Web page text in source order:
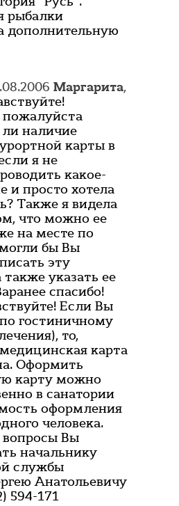
рыбалки
дополнительную
Маргарита,
ли наличие
карты в
я не
какое-
и просто хотела
Также я видела
что можно ее
на месте по
бы Вы
эту
указать ее
спасибо!
Если Вы
гостиничному
то,
карта
Оформить
карту можно
в санатории
оформления
человека.
Вы
начальнику
службы
Анатольевичу
594-171